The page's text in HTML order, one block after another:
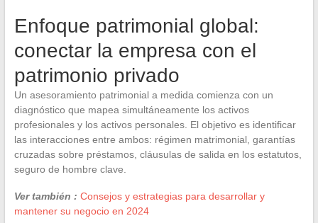
Enfoque patrimonial global:
conectar la empresa con el
patrimonio privado
Un asesoramiento patrimonial a medida comienza con un
diagnóstico que mapea simultáneamente los activos
profesionales y los activos personales. El objetivo es identificar
las interacciones entre ambos: régimen matrimonial, garantías
cruzadas sobre préstamos, cláusulas de salida en los estatutos,
seguro de hombre clave.
Ver también : Consejos y estrategias para desarrollar y
mantener su negocio en 2024